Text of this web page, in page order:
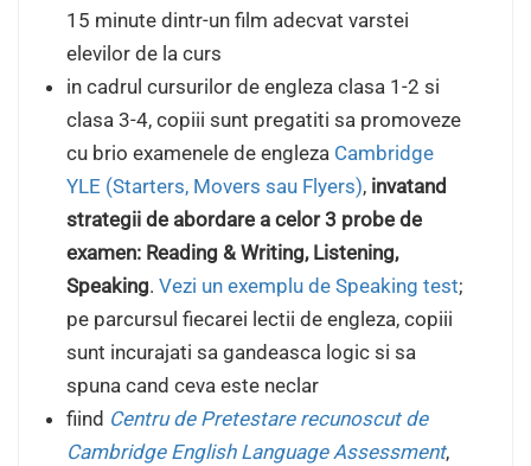
15 minute dintr-un film adecvat varstei
elevilor de la curs
in cadrul cursurilor de engleza clasa 1-2 si
clasa 3-4, copiii sunt pregatiti sa promoveze
cu brio examenele de engleza Cambridge
YLE (Starters, Movers sau Flyers), invatand
strategii de abordare a celor 3 probe de
examen: Reading & Writing, Listening,
Speaking. Vezi un exemplu de Speaking test;
pe parcursul fiecarei lectii de engleza, copiii
sunt incurajati sa gandeasca logic si sa
spuna cand ceva este neclar
fiind Centru de Pretestare recunoscut de
Cambridge English Language Assessment,